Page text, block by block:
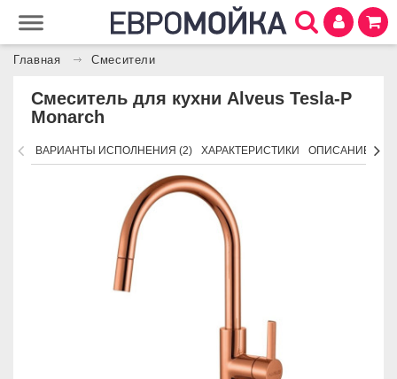
Главная Смесители
Смеситель для кухни Alveus Tesla-P
Monarch
ВАРИАНТЫ ИСПОЛНЕНИЯ (2) ХАРАКТЕРИСТИКИ ОПИСАНИЕ